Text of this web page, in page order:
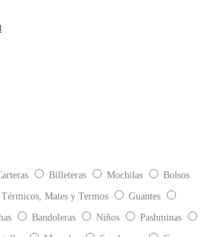
Billeteras Mochilas
Bolsos
Térmicos, Mates y Termos
Guantes
Bandoleras Niños
Pashminas